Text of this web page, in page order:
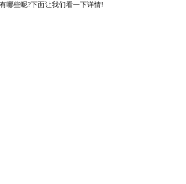
有哪些呢?下面让我们看一下详情!